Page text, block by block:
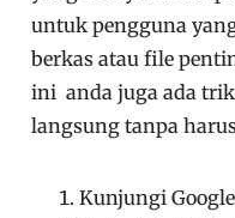
untuk pengguna
berkas atau file
ini anda juga ada
langsung tanpa
Kunjungi